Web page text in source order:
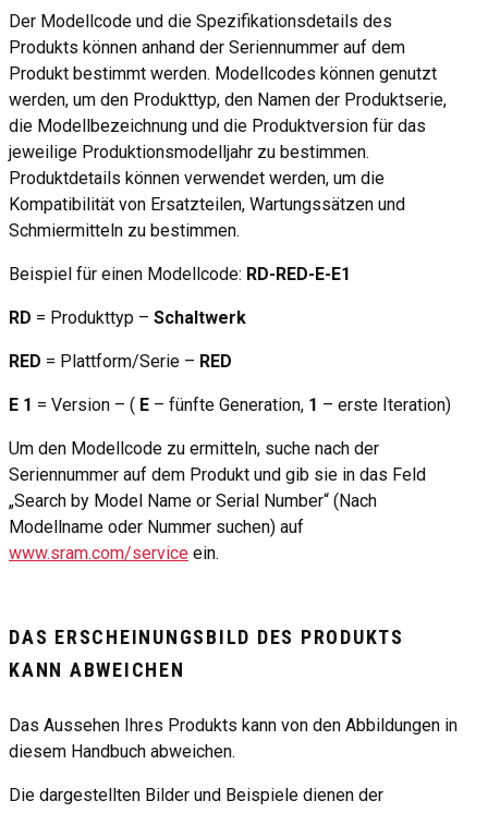
Der Modellcode und die Spezifikationsdetails des
Produkts können anhand der Seriennummer auf dem
Produkt bestimmt werden. Modellcodes können genutzt
werden, um den Produkttyp, den Namen der Produktserie,
die Modellbezeichnung und die Produktversion für das
jeweilige Produktionsmodelljahr zu bestimmen.
Produktdetails können verwendet werden, um die
Kompatibilität von Ersatzteilen, Wartungssätzen und
Schmiermitteln zu bestimmen.
Beispiel für einen Modellcode: RD-RED-E-E1
RD = Produkttyp – Schaltwerk
RED = Plattform/Serie – RED
E 1 = Version – ( E – fünfte Generation, 1 – erste Iteration)
Um den Modellcode zu ermitteln, suche nach der
Seriennummer auf dem Produkt und gib sie in das Feld
„Search by Model Name or Serial Number“ (Nach
Modellname oder Nummer suchen) auf
www.sram.com/service ein.
DAS ERSCHEINUNGSBILD DES PRODUKTS
KANN ABWEICHEN
Das Aussehen Ihres Produkts kann von den Abbildungen in
diesem Handbuch abweichen.
Die dargestellten Bilder und Beispiele dienen der